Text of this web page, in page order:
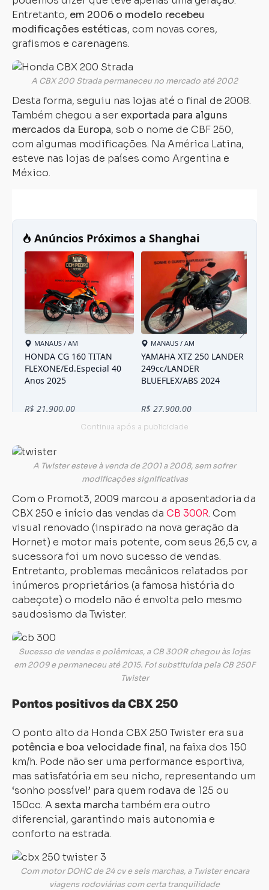
Entretanto, em 2006 o modelo recebeu
modificações estéticas, com novas cores,
grafismos e carenagens.
A CBX 200 Strada permaneceu no mercado até 2002
Desta forma, seguiu nas lojas até o final de 2008.
Também chegou a ser exportada para alguns
mercados da Europa, sob o nome de CBF 250,
com algumas modificações. Na América Latina,
esteve nas lojas de países como Argentina e
México.
A Twister esteve à venda de 2001 a 2008, sem sofrer
modificações significativas
Com o Promot3, 2009 marcou a aposentadoria da
CBX 250 e início das vendas da CB 300R. Com
visual renovado (inspirado na nova geração da
Hornet) e motor mais potente, com seus 26,5 cv, a
sucessora foi um novo sucesso de vendas.
Entretanto, problemas mecânicos relatados por
inúmeros proprietários (a famosa história do
cabeçote) o modelo não é envolta pelo mesmo
saudosismo da Twister.
Sucesso de vendas e polêmicas, a CB 300R chegou às lojas
em 2009 e permaneceu até 2015. Foi substituída pela CB 250F
Twister
Pontos positivos da CBX 250
O ponto alto da Honda CBX 250 Twister era sua
potência e boa velocidade final, na faixa dos 150
km/h. Pode não ser uma performance esportiva,
mas satisfatória em seu nicho, representando um
‘sonho possível’ para quem rodava de 125 ou
150cc. Asexta marcha também era outro
diferencial, garantindo mais autonomia e
conforto na estrada.
Com motor DOHC de 24 cv e seis marchas, a Twister encara
viagens rodoviárias com certa tranquilidade